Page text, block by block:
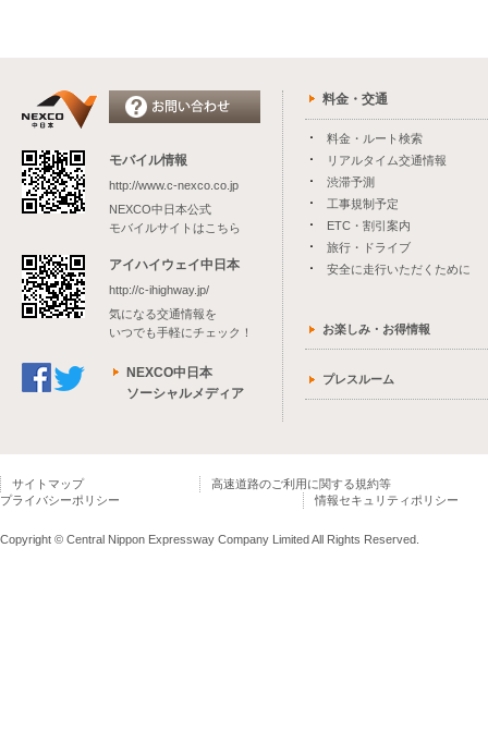
モバイル情報
http://www.c-nexco.co.jp
NEXCO中日本公式
モバイルサイトはこちら
アイハイウェイ中日本
http://c-ihighway.jp/
気になる交通情報を
いつでも手軽にチェック！
NEXCO中日本
ソーシャルメディア
料金・交通
料金・ルート検索
リアルタイム交通情報
渋滞予測
工事規制予定
ETC・割引案内
旅行・ドライブ
安全に走行いただくために
お楽しみ・お得情報
プレスルーム
サイトマップ
高速道路のご利用に関する規約等
プライバシーポリシー
情報セキュリティポリシー
Copyright © Central Nippon Expressway Company Limited All Rights Reserved.